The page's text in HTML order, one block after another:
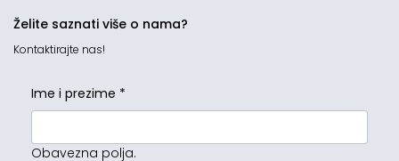
Želite saznati više o nama?
Kontaktirajte nas!
Ime i prezime *
Obavezna polja.